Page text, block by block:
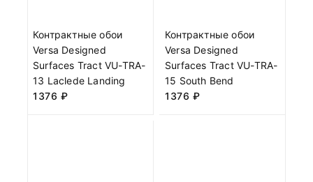
Контрактные обои
Versa Designed
Surfaces Tract VU-TRA-
13 Laclede Landing
1376 ₽
Контрактные обои
Versa Designed
Surfaces Tract VU-TRA-
15 South Bend
1376 ₽